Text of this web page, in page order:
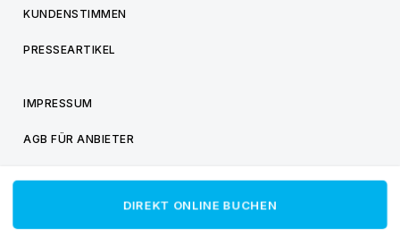
DIREKT ONLINE BUCHEN
KUNDENSTIMMEN
PRESSEARTIKEL
IMPRESSUM
AGB FÜR ANBIETER